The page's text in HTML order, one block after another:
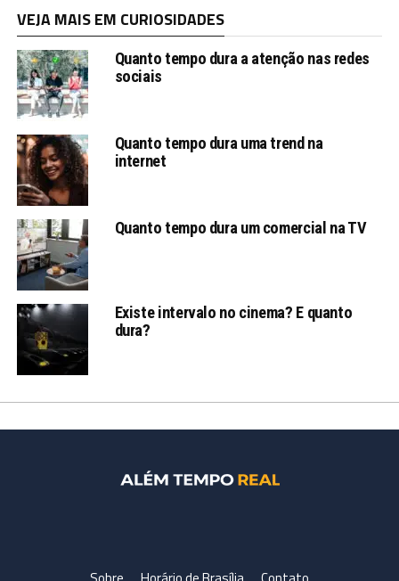
VEJA MAIS EM CURIOSIDADES
Quanto tempo dura a atenção nas redes
sociais
Quanto tempo dura uma trend na
internet
Quanto tempo dura um comercial na TV
Existe intervalo no cinema? E quanto
dura?